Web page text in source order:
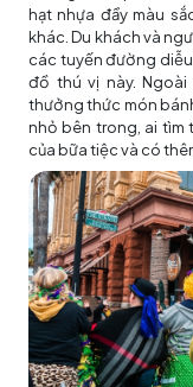
hạt nhựa đầy màu
khác. Du khách và
các tuyến đường
đồ thú vị này.
thưởng thức món
nhỏ bên trong, ai tìm
của bữa tiệc và có